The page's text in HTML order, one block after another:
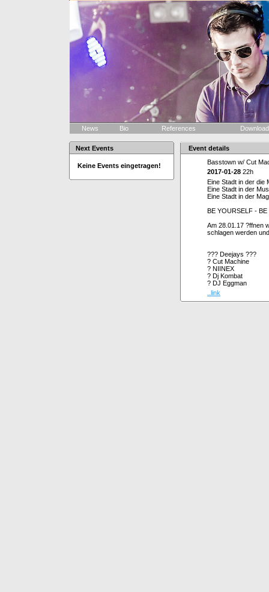
News Bio References
Next Events
Keine Events eingetragen!
Event details
Basstown w/ Cut
2017-01-28 22h
Eine Stadt in der die
Eine Stadt in der
Eine Stadt in der
BE YOURSELF -
Am 28.01.17 ?ffnen
schlagen werden
??? Deejays ???
? Cut Machine
? NIINEX
? Dj Kombat
? DJ Eggman
..link